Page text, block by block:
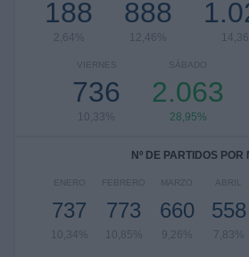
188
2,64%
888
12,46%
VIERNES
736
10,33%
SÁBADO
2.063
28,95%
Nº DE PARTIDOS POR
ENERO
737
10,34%
FEBRERO
773
10,85%
MARZO
660
9,26%
ABRIL
558
7,83%